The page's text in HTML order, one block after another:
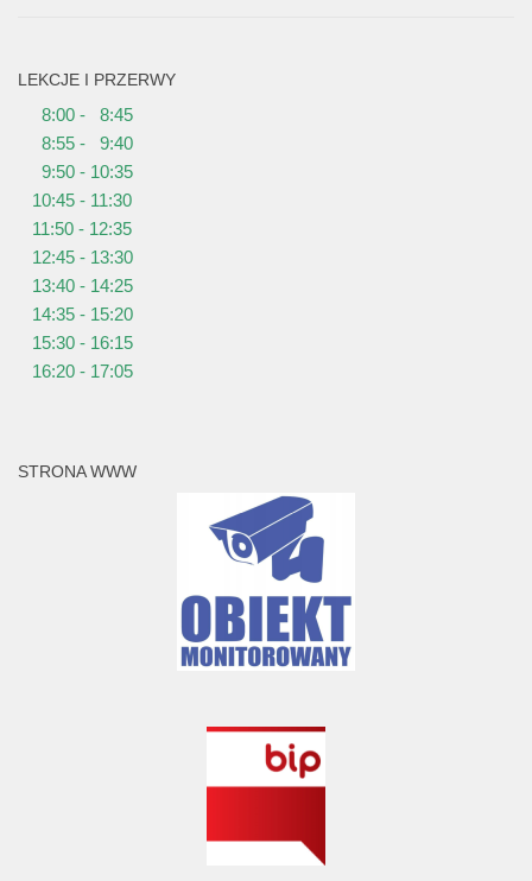
LEKCJE I PRZERWY
8:00 - 8:45
8:55 - 9:40
9:50 - 10:35
10:45 - 11:30
11:50 - 12:35
12:45 - 13:30
13:40 - 14:25
14:35 - 15:20
15:30 - 16:15
16:20 - 17:05
STRONA WWW